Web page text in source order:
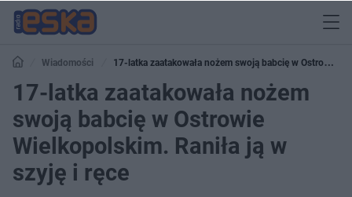
Wiadomości
17-latka zaatakowała nożem swoją babcię w Ostrowie
Wielkopolskim. Raniła ją w szyję i ręce
17-latka zaatakowała nożem
swoją babcię w Ostrowie
Wielkopolskim. Raniła ją w
szyję i ręce